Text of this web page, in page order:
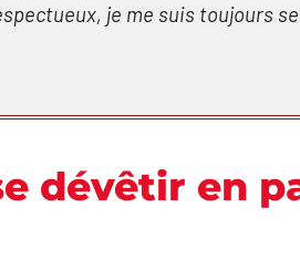
je me suis toujours
dévêtir en